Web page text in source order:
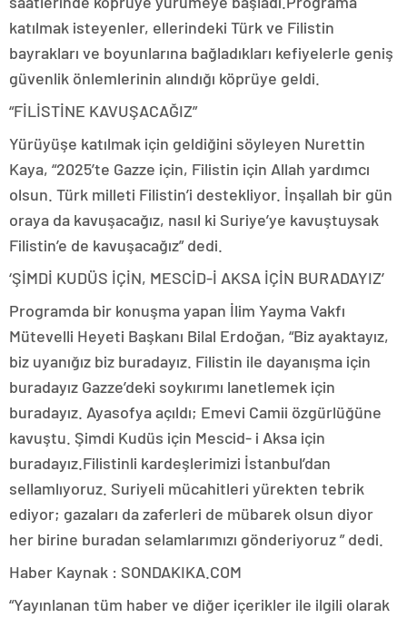
katılmak isteyenler, ellerindeki Türk ve Filistin
bayrakları ve boyunlarına bağladıkları kefiyelerle geniş
güvenlik önlemlerinin alındığı köprüye geldi.
“FİLİSTİNE KAVUŞACAĞIZ”
Yürüyüşe katılmak için geldiğini söyleyen Nurettin
Kaya, “2025’te Gazze için, Filistin için Allah yardımcı
olsun. Türk milleti Filistin’i destekliyor. İnşallah bir gün
oraya da kavuşacağız, nasıl ki Suriye’ye kavuştuysak
Filistin’e de kavuşacağız” dedi.
‘ŞİMDİ KUDÜS İÇİN, MESCİD-İ AKSA İÇİN BURADAYIZ’
Programda bir konuşma yapan İlim Yayma Vakfı
Mütevelli Heyeti Başkanı Bilal Erdoğan, “Biz ayaktayız,
biz uyanığız biz buradayız. Filistin ile dayanışma için
buradayız Gazze’deki soykırımı lanetlemek için
buradayız. Ayasofya açıldı; Emevi Camii özgürlüğüne
kavuştu. Şimdi Kudüs için Mescid- i Aksa için
buradayız.Filistinli kardeşlerimizi İstanbul’dan
sellamlıyoruz. Suriyeli mücahitleri yürekten tebrik
ediyor; gazaları da zaferleri de mübarek olsun diyor
her birine buradan selamlarımızı gönderiyoruz ” dedi.
Haber Kaynak : SONDAKIKA.COM
“Yayınlanan tüm haber ve diğer içerikler ile ilgili olarak